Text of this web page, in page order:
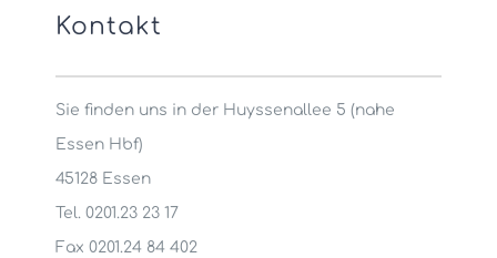
Kontakt
Sie finden uns in der Huyssenallee 5 (nahe
Essen Hbf)
45128 Essen
Tel. 0201.23 23 17
Fax 0201.24 84 402